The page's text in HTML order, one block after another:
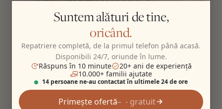
Suntem alături de tine,
oricând.
Repatriere completă, de la primul telefon până acasă.
Disponibili 24/7, oriunde în lume.
Răspuns în 10 minute
20+ ani de experiență
10.000+ familii ajutate
14 persoane ne-au contactat în ultimele 24 de ore
Primește ofertă - gratuit